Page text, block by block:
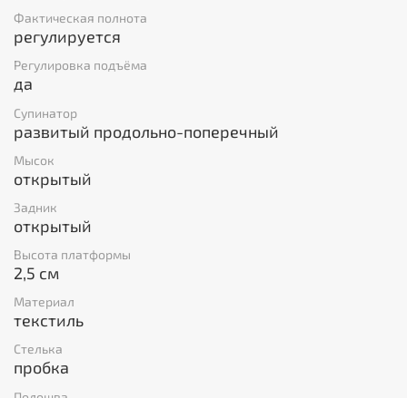
Фактическая полнота
регулируется
Регулировка подъёма
да
Супинатор
развитый продольно-поперечный
Мысок
открытый
Задник
открытый
Высота платформы
2,5 см
Материал
текстиль
Стелька
пробка